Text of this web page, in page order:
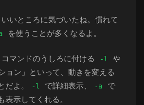
いいところに気づいたね。慣れて
を使うことが多くなるよ。
コマンドのうしろに付ける -l や
ョン」といって、動きを変える
よ。
-l で詳細表示、 -a
で
表示してくれる。